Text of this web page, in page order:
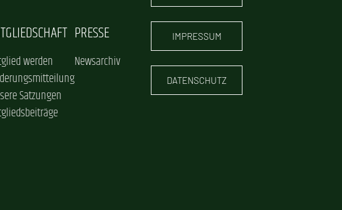
werden
Satzungen
PRESSE
Newsarchiv
IMPRESSUM
DATENSCHUTZ